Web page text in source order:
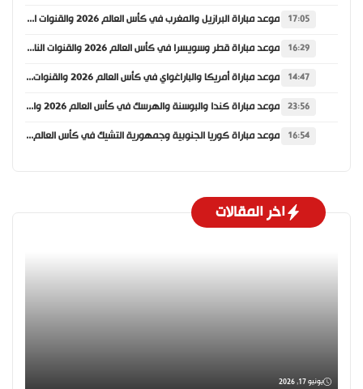
17:05 موعد مباراة البرازيل والمغرب في كأس العالم 2026 والقنوات الناقلة
16:29 موعد مباراة قطر وسويسرا في كأس العالم 2026 والقنوات الناقلة
14:47 موعد مباراة أمريكا والباراغواي في كأس العالم 2026 والقنوات الناقلة
23:56 موعد مباراة كندا والبوسنة والهرسك في كأس العالم 2026 والقنوات الناقلة
16:54 موعد مباراة كوريا الجنوبية وجمهورية التشيك في كأس العالم 2026 والقنوات الناقلة
اخر المقالات
يونيو 17, 2026